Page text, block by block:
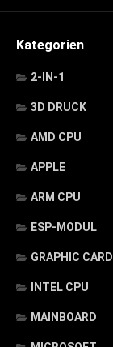
Kategorien
2-IN-1
3D DRUCK
AMD CPU
APPLE
ARM CPU
ESP-MODUL
GRAPHIC CARD
INTEL CPU
MAINBOARD